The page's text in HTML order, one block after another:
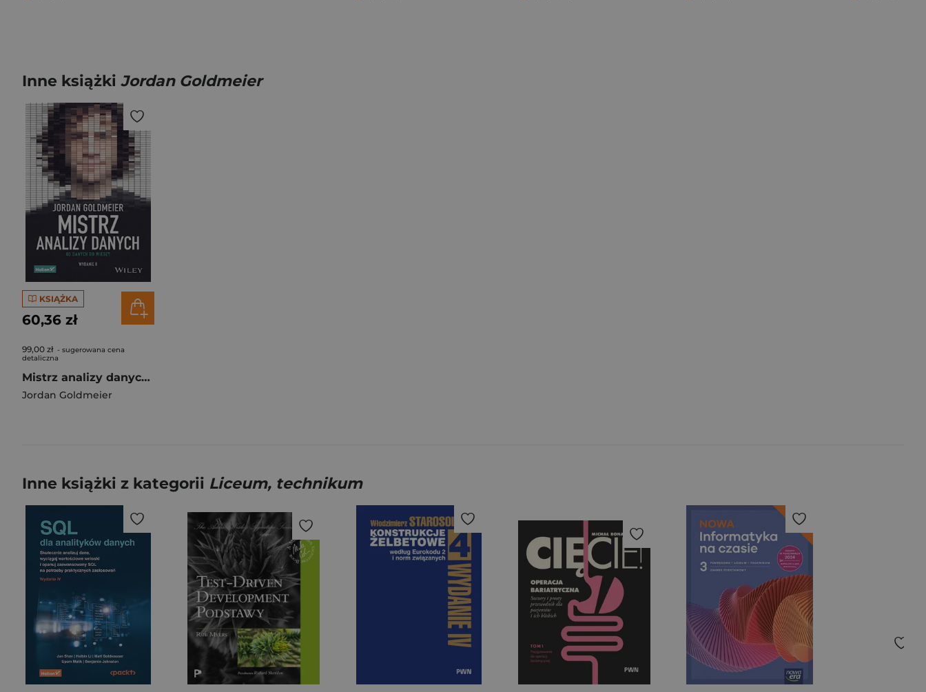
Inne książki Jordan Goldmeier
KSIĄŻKA
60,36 zł
99,00 zł - sugerowana cena
detaliczna
Mistrz analizy danych. Od danych do wiedzy wyd. 2
Jordan Goldmeier
Inne książki z kategorii Liceum, technikum